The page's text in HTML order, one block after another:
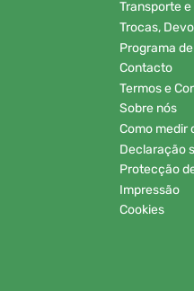
Transporte
Trocas,
Programa
Contacto
Termos e
Sobre nós
Como medir
Declaração
Protecção
Impressão
Cookies